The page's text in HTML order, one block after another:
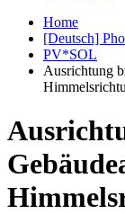
Home
[Deutsch]
PV*SOL
Ausrichtung